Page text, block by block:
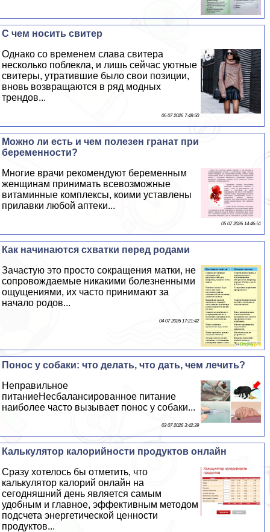
С чем носить свитер
Однако со временем слава свитера
несколько поблекла, и лишь сейчас уютные
свитеры, утратившие было свои позиции,
вновь возвращаются в ряд модных
трендов...
06 07 2026 7:48:50
Можно ли есть и чем полезен гранат при
беременности?
Многие врачи рекомендуют беременным
женщинам принимать всевозможные
витаминные комплексы, коими уставлены
прилавки любой аптеки...
05 07 2026 14:46:51
Как начинаются схватки перед родами
Зачастую это просто сокращения матки, не
сопровождаемые никакими болезненными
ощущениями, их часто принимают за
начало родов...
04 07 2026 17:21:42
Понос у собаки: что делать, что дать, чем лечить?
Неправильное
питаниеНесбалансированное питание
наиболее часто вызывает понос у собаки...
03 07 2026 3:42:39
Калькулятор калорийности продуктов онлайн
Сразу хотелось бы отметить, что
калькулятор калорий онлайн на
сегодняшний день является самым
удобным и главное, эффективным методом
подсчета энергетической ценности
продуктов...